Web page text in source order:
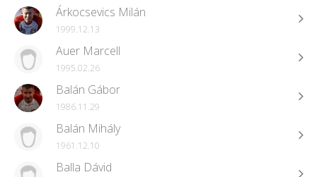
Árkocsevics Milán
1999.12.13
Auer Marcell
1995.02.26
Balán Gábor
1986.11.29
Balán Mihály
1961.12.10
Balla Dávid